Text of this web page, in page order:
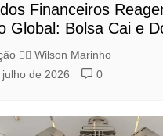
Financeiros
Global: Bolsa Cai e
👨‍⚖️​ Wilson Marinho
julho de 2026
0